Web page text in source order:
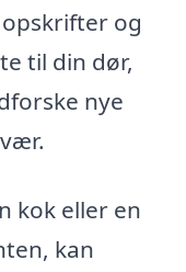
og
til din dør,
nye
kok eller en
kan